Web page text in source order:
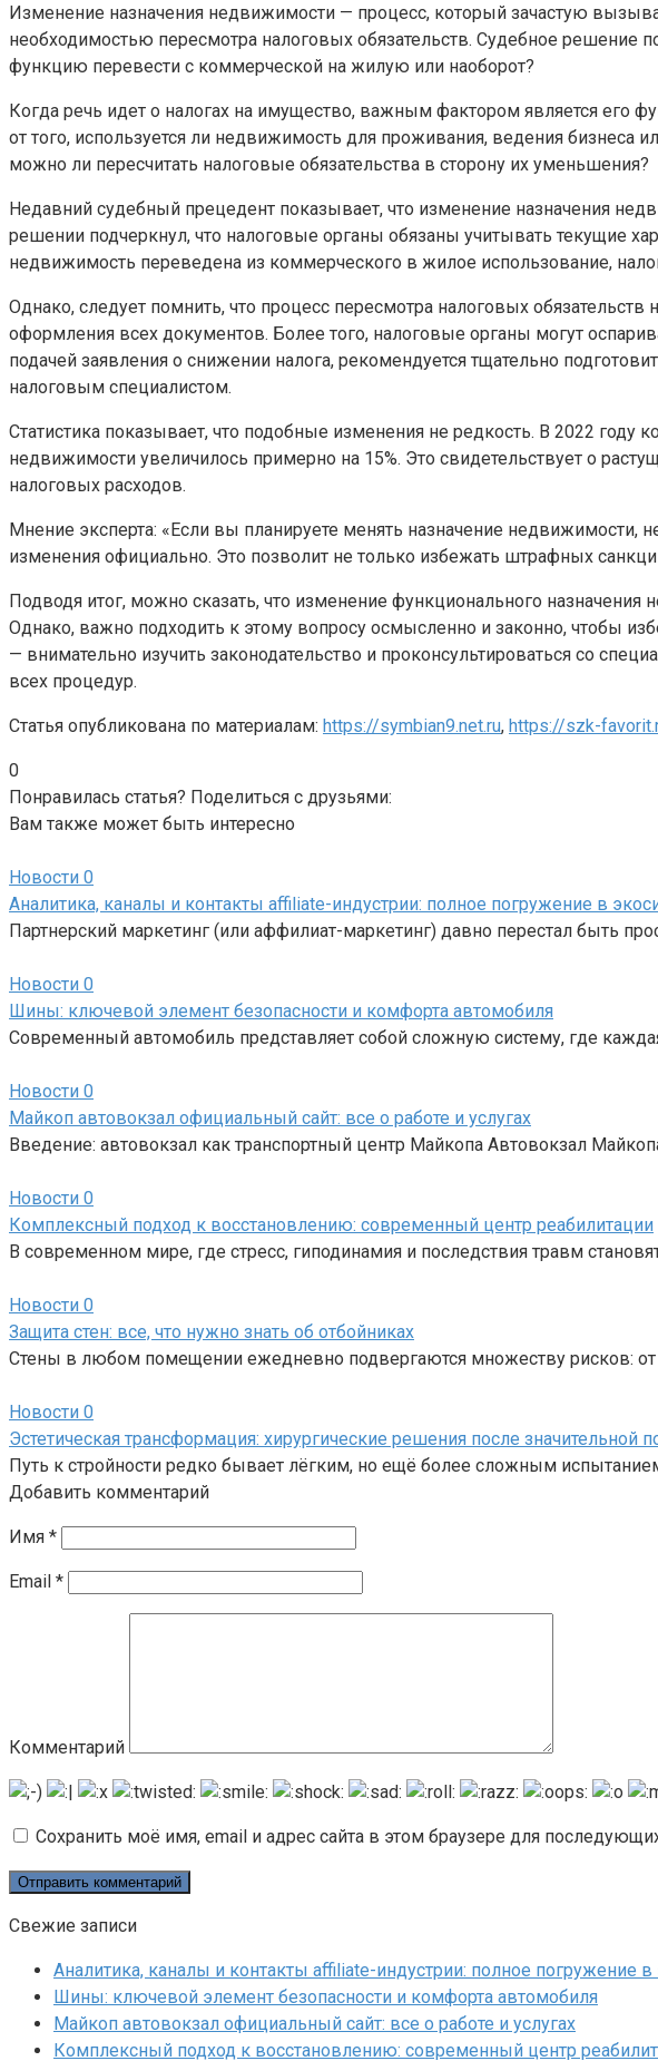
Изменение назначения недвижимости — процесс, который зачастую
необходимостью пересмотра налоговых обязательств. Судебное решение
функцию перевести с коммерческой на жилую или наоборот?
Когда речь идет о налогах на имущество, важным фактором является его
от того, используется ли недвижимость для проживания, ведения бизнеса
можно ли пересчитать налоговые обязательства в сторону их уменьшения?
Недавний судебный прецедент показывает, что изменение назначения
решении подчеркнул, что налоговые органы обязаны учитывать текущие
недвижимость переведена из коммерческого в жилое использование,
Однако, следует помнить, что процесс пересмотра налоговых
оформления всех документов. Более того, налоговые органы могут
подачей заявления о снижении налога, рекомендуется тщательно
налоговым специалистом.
Статистика показывает, что подобные изменения не редкость. В 2022
недвижимости увеличилось примерно на 15%. Это свидетельствует о
налоговых расходов.
Мнение эксперта: «Если вы планируете менять назначение
изменения официально. Это позволит не только избежать штрафных
Подводя итог, можно сказать, что изменение функционального
Однако, важно подходить к этому вопросу осмысленно и законно, чтобы
— внимательно изучить законодательство и проконсультироваться со
всех процедур.
Статья опубликована по материалам: https://symbian9.net.ru, https://szk-
0
Понравилась статья? Поделиться с друзьями:
Вам также может быть интересно
Новости 0
Аналитика, каналы и контакты affiliate-индустрии: полное погружение в
Партнерский маркетинг (или аффилиат-маркетинг) давно перестал быть
Новости 0
Шины: ключевой элемент безопасности и комфорта автомобиля
Современный автомобиль представляет собой сложную систему, где
Новости 0
Майкоп автовокзал официальный сайт: все о работе и услугах
Введение: автовокзал как транспортный центр Майкопа Автовокзал
Новости 0
Комплексный подход к восстановлению: современный центр реабилитации
В современном мире, где стресс, гиподинамия и последствия травм
Новости 0
Защита стен: все, что нужно знать об отбойниках
Стены в любом помещении ежедневно подвергаются множеству рисков:
Новости 0
Эстетическая трансформация: хирургические решения после значительной
Путь к стройности редко бывает лёгким, но ещё более сложным
Добавить комментарий
Имя *
Email *
Комментарий
Сохранить моё имя, email и адрес сайта в этом браузере для
Свежие записи
Аналитика, каналы и контакты affiliate-индустрии: полное погружение в
Шины: ключевой элемент безопасности и комфорта автомобиля
Майкоп автовокзал официальный сайт: все о работе и услугах
Комплексный подход к восстановлению: современный центр